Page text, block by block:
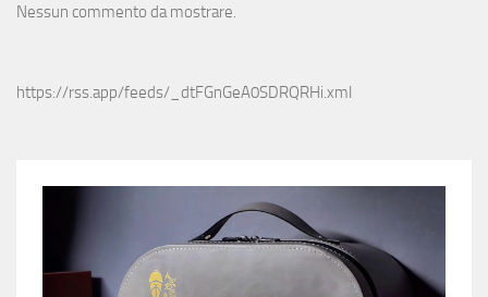
Nessun commento da mostrare.
https://rss.app/feeds/_dtFGnGeA0SDRQRHi.xml